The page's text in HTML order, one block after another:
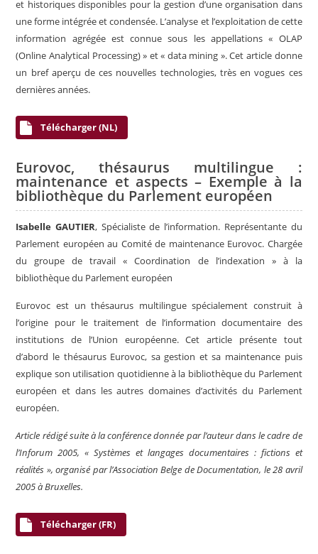
et historiques disponibles pour la gestion d’une organisation dans
une forme intégrée et condensée. L’analyse et l’exploitation de cette
information agrégée est connue sous les appellations « OLAP
(Online Analytical Processing) » et « data mining ». Cet article donne
un bref aperçu de ces nouvelles technologies, très en vogues ces
dernières années.
Télécharger (NL)
Eurovoc, thésaurus multilingue :
maintenance et aspects – Exemple à la
bibliothèque du Parlement européen
Isabelle GAUTIER, Spécialiste de l’information. Représentante du
Parlement européen au Comité de maintenance Eurovoc. Chargée
du groupe de travail « Coordination de l’indexation » à la
bibliothèque du Parlement européen
Eurovoc est un thésaurus multilingue spécialement construit à
l’origine pour le traitement de l’information documentaire des
institutions de l’Union européenne. Cet article présente tout
d’abord le thésaurus Eurovoc, sa gestion et sa maintenance puis
explique son utilisation quotidienne à la bibliothèque du Parlement
européen et dans les autres domaines d’activités du Parlement
européen.
Article rédigé suite à la conférence donnée par l’auteur dans le cadre de
l’Inforum 2005, « Systèmes et langages documentaires : fictions et
réalités », organisé par l’Association Belge de Documentation, le 28 avril
2005 à Bruxelles.
Télécharger (FR)